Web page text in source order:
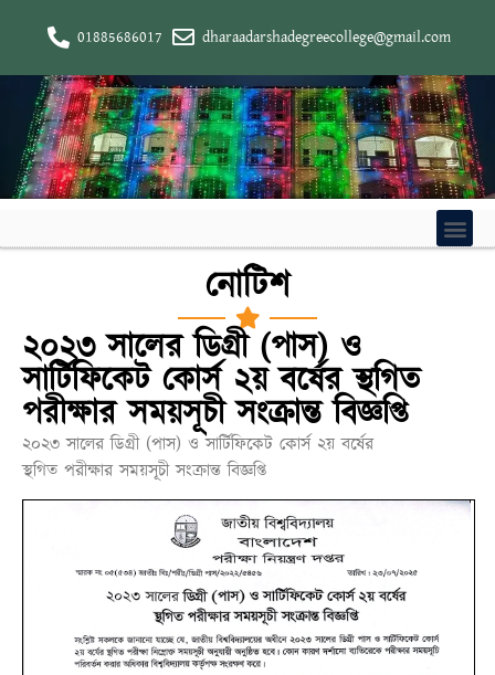
01885686017 dharaadarshadegreecollege@gmail.com
নোটিশ
২০২৩ সালের ডিগ্রী (পাস) ও
সার্টিফিকেট কোর্স ২য় বর্ষের স্থগিত
পরীক্ষার সময়সূচী সংক্রান্ত বিজ্ঞপ্তি
২০২৩ সালের ডিগ্রী (পাস) ও সার্টিফিকেট কোর্স ২য় বর্ষের
স্থগিত পরীক্ষার সময়সূচী সংক্রান্ত বিজ্ঞপ্তি